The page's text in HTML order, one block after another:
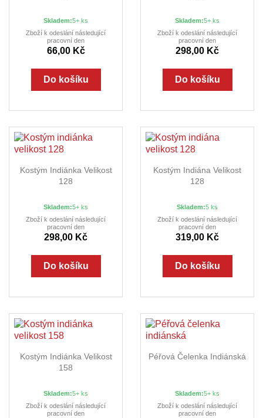
Skladem:5+ ks
Zboží k odeslání následující
pracovní den
66,00 Kč
Do košíku
Skladem:5+ ks
Zboží k odeslání následující
pracovní den
298,00 Kč
Do košíku
Kostým Indiánka Velikost
128
Skladem:5+ ks
Zboží k odeslání následující
pracovní den
298,00 Kč
Do košíku
Kostým Indiána Velikost
128
Skladem:5 ks
Zboží k odeslání následující
pracovní den
319,00 Kč
Do košíku
Kostým Indiánka Velikost
158
Skladem:5+ ks
Zboží k odeslání následující
pracovní den
Péřová Čelenka Indiánská
Skladem:5+ ks
Zboží k odeslání následující
pracovní den